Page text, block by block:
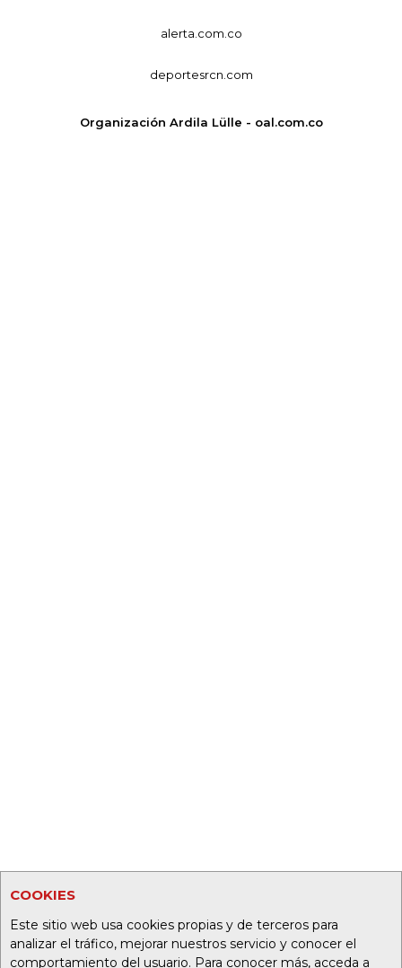
COOKIES
Este sitio web usa cookies propias y de terceros para
analizar el tráfico, mejorar nuestros servicio y conocer el
comportamiento del usuario. Para conocer más, acceda a
alerta.com.co
deportesrcn.com
Organización Ardila Lülle - oal.com.co